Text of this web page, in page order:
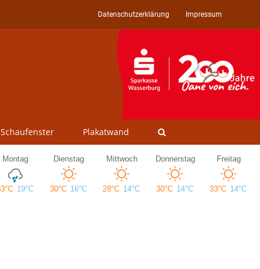
Datenschutzerklärung Impressum
Schaufenster Plakatwand